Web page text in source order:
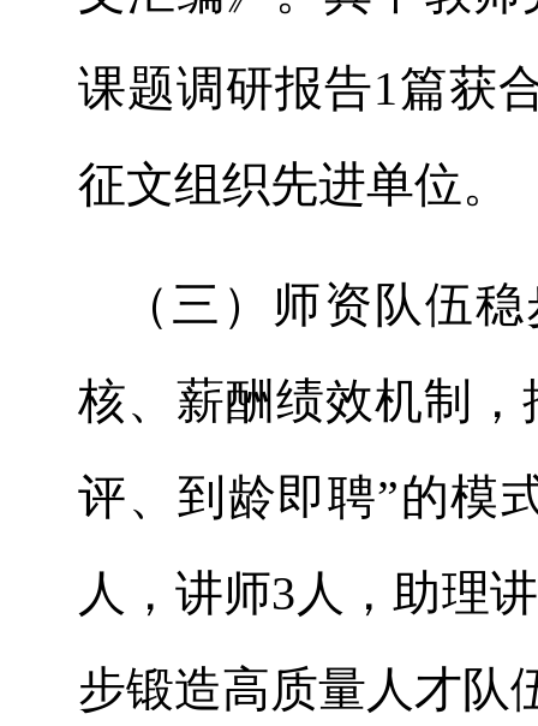
课题调研报告1篇获
征文组织先进单位。
（三）师资队伍
核、薪酬绩效机制
评、到龄即聘”的模
人，讲师3人，助理
步锻造高质量人才队